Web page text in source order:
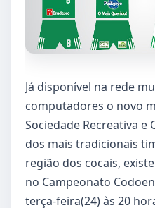
Já disponível na rede
computadores o novo
Sociedade Recreativa e
dos mais tradicionais
região dos cocais,
no Campeonato
terça-feira(24) às 20